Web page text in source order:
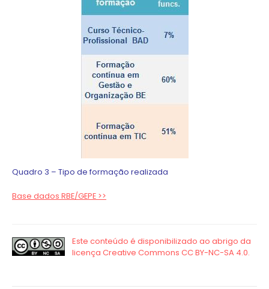
Quadro 3 – Tipo de formação realizada
Base dados RBE/GEPE >>